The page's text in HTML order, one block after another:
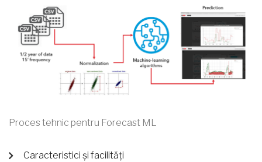
Proces tehnic pentru Forecast ML
Caracteristici și facilități